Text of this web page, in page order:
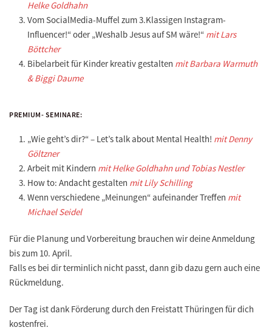
Helke Goldhahn
Vom SocialMedia-Muffel zum 3.Klassigen Instagram-
Influencer!“ oder „Weshalb Jesus auf SM wäre!“ mit Lars
Böttcher
Bibelarbeit für Kinder kreativ gestalten mit Barbara Warmuth
& Biggi Daume
PREMIUM- SEMINARE:
„Wie geht’s dir?“ – Let’s talk about Mental Health! mit Denny
Göltzner
Arbeit mit Kindern mit Helke Goldhahn und Tobias Nestler
How to: Andacht gestalten mit Lily Schilling
Wenn verschiedene „Meinungen“ aufeinander Treffen mit
Michael Seidel
Für die Planung und Vorbereitung brauchen wir deineAnmeldung
bis zum 10. April.
Falls es bei dir terminlich nicht passt, dann gib dazu gern auch eine
Rückmeldung.
Der Tag ist dank Förderung durch den Freistatt Thüringen für dich
kostenfrei.